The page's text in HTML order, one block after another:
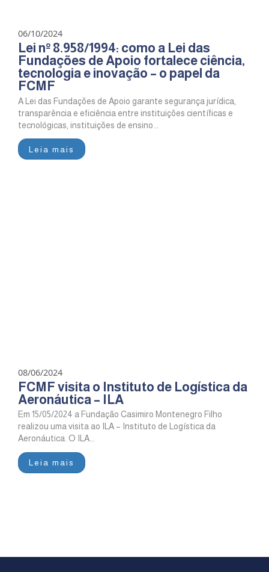
06/10/2024
Lei nº 8.958/1994: como a Lei das
Fundações de Apoio fortalece ciência,
tecnologia e inovação – o papel da
FCMF
A Lei das Fundações de Apoio garante segurança jurídica,
transparência e eficiência entre instituições científicas e
tecnológicas, instituições de ensino...
Leia mais
08/06/2024
FCMF visita o Instituto de Logística da
Aeronáutica – ILA
Em 15/05/2024 a Fundação Casimiro Montenegro Filho
realizou uma visita ao ILA – Instituto de Logística da
Aeronáutica. O ILA...
Leia mais